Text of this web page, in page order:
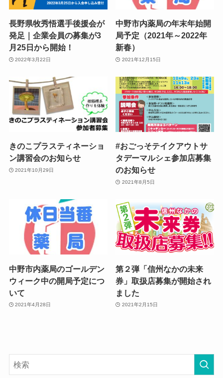
長野県牧秀悟選手後援会が
発足｜企業会員の募集が3
月25日から開始！
2022年3月22日
中野市内薬局の年末年始開
局予定（2021年～2022年
新春）
2021年12月15日
きのこプラスティネーショ
ン講習会のお知らせ
2021年10月29日
#おごっそテイクアウトサ
タデーマルシェ参加店募集
のお知らせ
2021年8月5日
中野市内薬局のゴールデン
ウィーク中の開局予定につ
いて
2021年4月28日
第２弾「信州なかの未来
券」取扱店募集が開始され
ました
2021年2月15日